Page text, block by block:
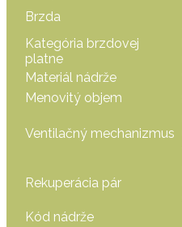
Brzda
Kategória brzdovej
platne
Materiál nádrže
Menovitý objem
Ventilačný mechanizmus
Rekuperácia pár
Kód nádrže